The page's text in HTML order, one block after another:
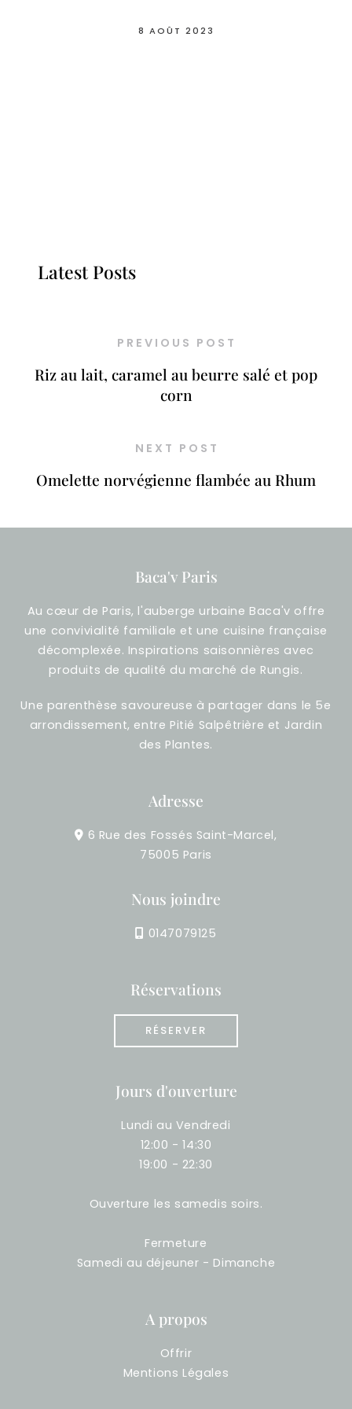
8 AOÛT 2023
Latest Posts
PREVIOUS POST
Riz au lait, caramel au beurre salé et pop
corn
NEXT POST
Omelette norvégienne flambée au Rhum
Baca'v Paris
Au cœur de Paris, l'auberge urbaine Baca'v offre
une convivialité familiale et une cuisine française
décomplexée. Inspirations saisonnières avec
produits de qualité du marché de Rungis.
Une parenthèse savoureuse à partager dans le 5e
arrondissement, entre Pitié Salpêtrière et Jardin
des Plantes.
Adresse
6 Rue des Fossés Saint-Marcel,
75005 Paris
Nous joindre
0147079125
Réservations
RÉSERVER
Jours d'ouverture
Lundi au Vendredi
12:00 - 14:30
19:00 - 22:30
Ouverture les samedis soirs.
Fermeture
Samedi au déjeuner - Dimanche
A propos
Offrir
Mentions Légales